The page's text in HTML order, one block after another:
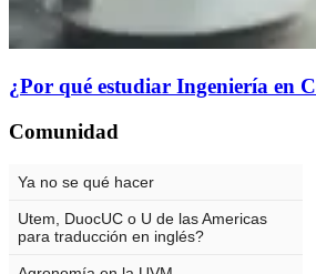
¿Por qué estudiar Ingeniería en
Comunidad